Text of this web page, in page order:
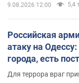
9.08.2026 12:00 5,4
Российская
атаку на
города, есть
Для террора враг